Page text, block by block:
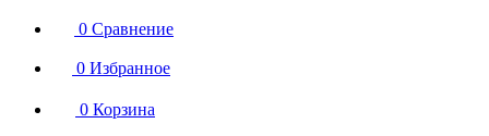
0 Сравнение
0 Избранное
0 Корзина